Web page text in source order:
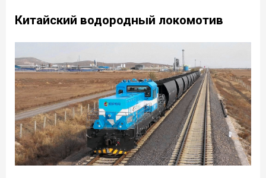
Китайский водородный локомотив